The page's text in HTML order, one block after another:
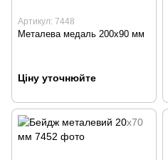
Артикул: 7448
Металева медаль 200х90 мм
Ціну уточнюйте